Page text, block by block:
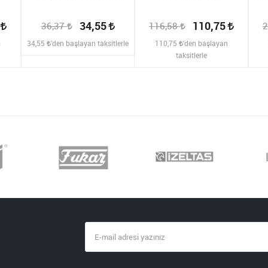
36,37 34,55
34,55 'den başlayan taksitlerle
116,58 110,75
110,75
'den başlayan
taksitlerle